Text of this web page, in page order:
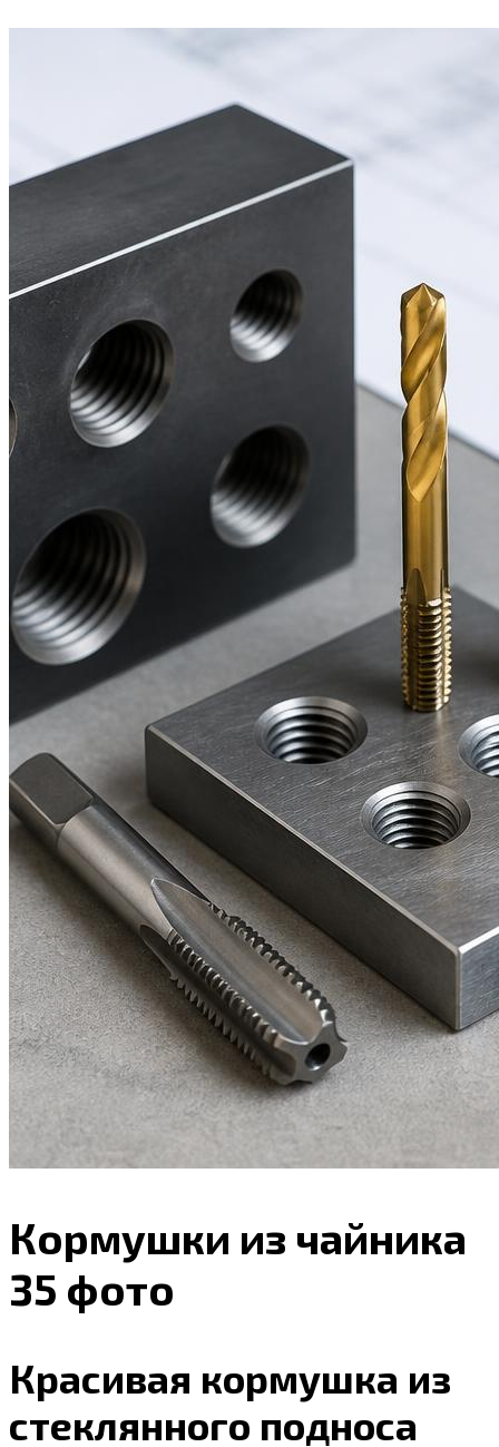
Кормушки из чайника
35 фото
Красивая кормушка из
стеклянного подноса